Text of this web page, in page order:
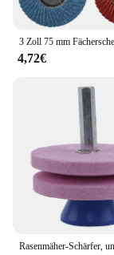
Features:
**Enhanced
The 3
a versatile
routine. Its
grip,
The set
tailored for a
you to
comfort of
nail
is your go-to
4,72€